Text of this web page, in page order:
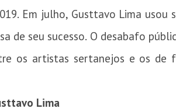
Em julho, Gusttavo Lima usou
de seu sucesso. O desabafo
os artistas sertanejos e os
Lima